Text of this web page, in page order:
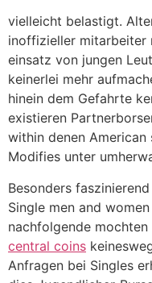
vielleicht belastigt.
inoffizieller mitarbeiter
einsatz von jungen
keinerlei mehr
hinein dem Gefahrte
existieren
within denen American
Modifies unter
Besonders
Single men and
nachfolgende mochten
central coins
Anfragen bei Singles